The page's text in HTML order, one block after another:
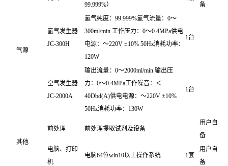
气源
99.999%）
备
氢气发生器
JC-300H
氢气纯度：99.999%氢气流量：0～
300ml/min 工作压力：0～0.4MPa供电
电源：～220V ±10% 50Hz消耗功率：
120W
1台
空气发生器
JC-2000A
输出流量：0～2000ml/min 输出压
力：0～0.4MPa工作噪音：＜
40Dbd(A)供电电源：～220V ±10%
50Hz消耗功率：130W
1台
其他
前处理 前处理提取试剂及设备
用户自
备
电脑、打印
机
电脑64位win10以上操作系统 1套
用户自
备